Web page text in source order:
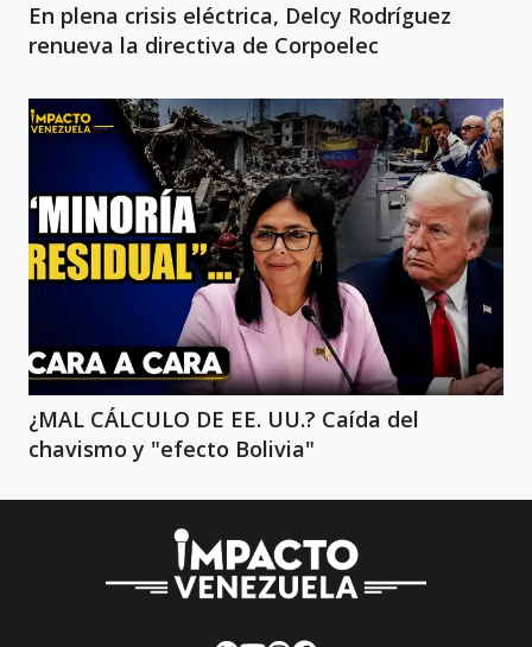
En plena crisis eléctrica, Delcy Rodríguez
renueva la directiva de Corpoelec
¿MAL CÁLCULO DE EE. UU.? Caída del
chavismo y "efecto Bolivia"